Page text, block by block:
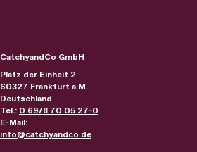
CatchyandCo GmbH
Platz der Einheit 2
60327 Frankfurt a.M.
Deutschland
Tel.: 0 69/8 70 05 27-0
E-Mail:
info@catchyandco.de